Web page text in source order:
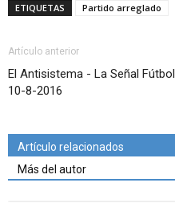
ETIQUETAS Partido arreglado
Artículo anterior
El Antisistema - La Señal Fútbol
10-8-2016
Artículo relacionados
Más del autor